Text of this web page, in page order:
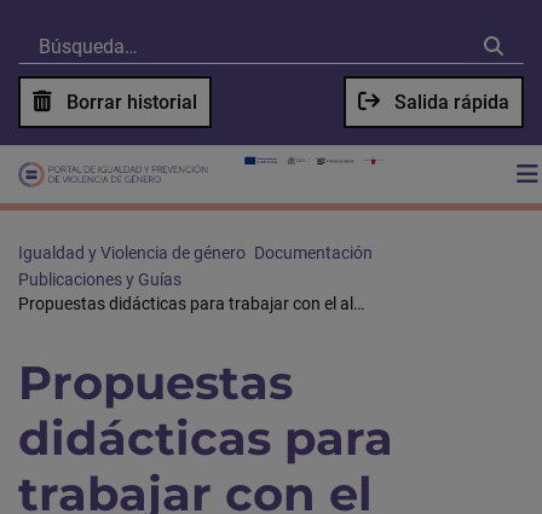
Borrar historial Salida rápida
Igualdad y Violencia de género Documentación
Publicaciones y Guías
Propuestas didácticas para trabajar con el alumnado de Secundaria y Formación Profesional
Propuestas
didácticas para
trabajar con el